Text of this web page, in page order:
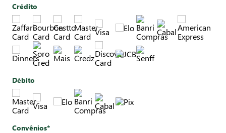
Crédito
Débito
Convênios*